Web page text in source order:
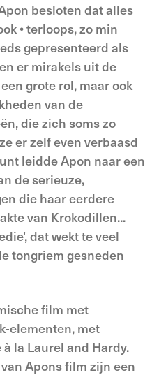
besloten dat alles
• terloops, zo min
gepresenteerd als
er mirakels uit de
grote rol, maar ook
van de
die zich soms zo
er zelf even verbaasd
leidde Apon naar een
de serieuze,
die haar eerdere
van Krokodillen...
dat wekt te veel
tongriem gesneden
film met
elementen, met
la Laurel and Hardy.
Apons film zijn een